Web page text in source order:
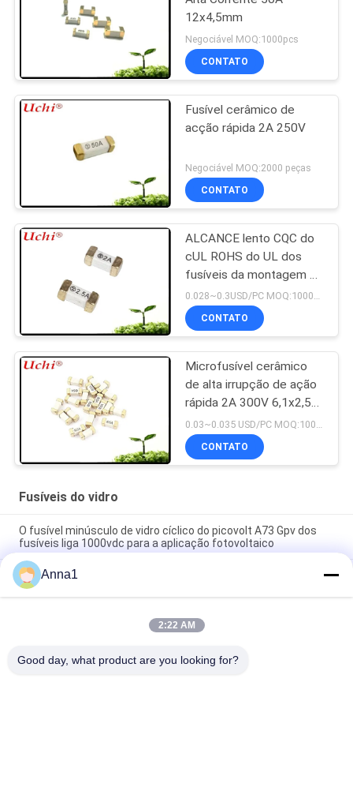
12x4,5mm
Negociável MOQ:1000pcs
CONTATO
Fusível cerâmico de
acção rápida 2A 250V
Negociável MOQ:2000 peças
CONTATO
ALCANCE lento CQC do
cUL ROHS do UL dos
fusíveis da montagem da
superfície do sopro SMD
1808 T 2A 125V
0.028~0.3USD/PC MOQ:1000pcs
CONTATO
Microfusível cerâmico
de alta irrupção de ação
rápida 2A 300V 6,1x2,5
mm SSF1200
0.03~0.035 USD/PC MOQ:1000pcs
CONTATO
Fusíveis do vidro
O fusível minúsculo de vidro cíclico do picovolt A73 Gpv dos
fusíveis liga 1000vdc para a aplicação fotovoltaico
476 séries SMD1140 retardam o fusível de superfície 1A
250VAC 400VDC de Pico da montagem do sopro para a
iluminação do diodo emissor de luz
Alta tensão 5,500 fusível cerâmico do intervalo do fusível
Anna1
2:22 AM
Good day, what product are you looking for?